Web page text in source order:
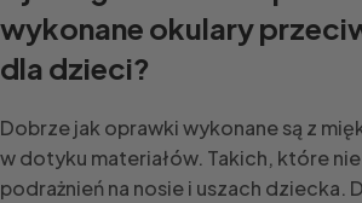
wykonane okulary
dla dzieci?
Dobrze jak oprawki wykonane są z
w dotyku materiałów. Takich, które
podrażnień na nosie i uszach dziecka.